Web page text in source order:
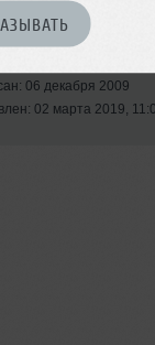
Disco House
06 декабря 2009
02 марта 2019,